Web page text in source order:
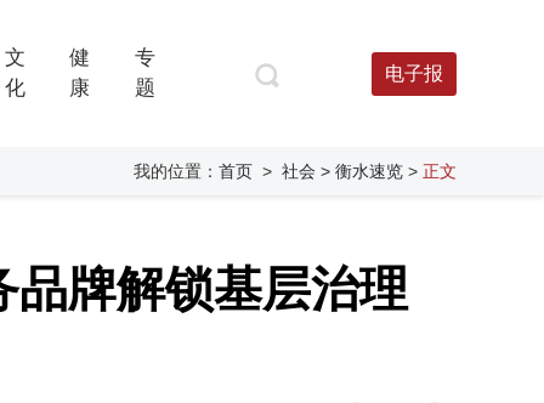
文
化
健
康
专
题
电子报
我的位置： 首页 > 社会 > 衡水速览 > 正文
牌解锁基层治理